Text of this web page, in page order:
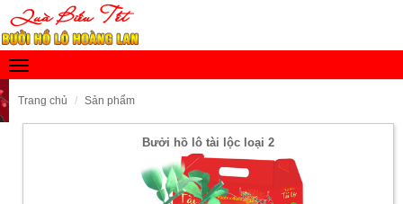
Toggle
navigation
Trang chủ Sản phẩm
Bưởi hồ lô tài lộc loại 2